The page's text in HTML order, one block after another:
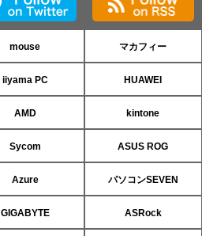
mouse マカフィー
iiyama PC HUAWEI
AMD kintone
Sycom ASUS ROG
Azure パソコンSEVEN
GIGABYTE ASRock